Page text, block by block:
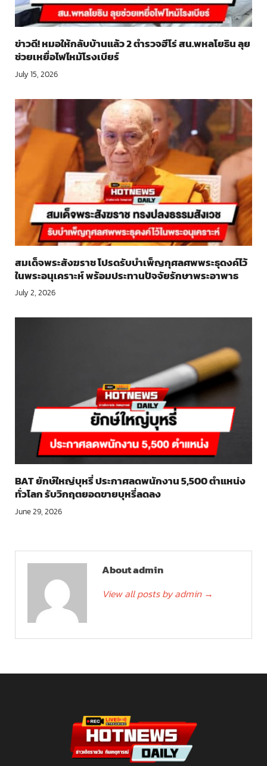
ข่าวดี! หมอให้กลับบ้านแล้ว 2 ตำรวจฮีโร่ สน.พหลโยธิน ลุย
ช่วยเหยื่อไฟไหม้โรงเบียร์
July 15, 2026
สมเด็จพระสังฆราช โปรดรับบำเพ็ญกุศลศพพระธุดงค์ไว้
ในพระอนุเคราะห์ พร้อมประทานปัจจัยรักษาพระอาพาธ
July 2, 2026
BAT ยักษ์ใหญ่บุหรี่ ประกาศลดพนักงาน 5,500 ตำแหน่ง
ทั่วโลก รับวิกฤตยอดขายบุหรี่ลดลง
June 29, 2026
About admin
View all posts by admin →